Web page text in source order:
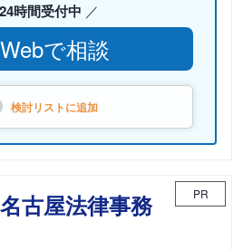
24時間受付中
Webで相談
検討リストに追加
古屋法律事務
PR